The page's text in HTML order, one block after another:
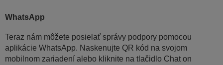
WhatsApp
Teraz nám môžete posielať správy podpory pomocou
aplikácie WhatsApp. Naskenujte QR kód na svojom
mobilnom zariadení alebo kliknite na tlačidlo Chat on